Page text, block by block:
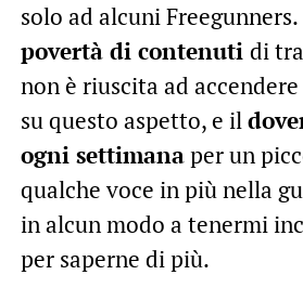
solo ad alcuni
povertà di contenuti di
non è riuscita ad
su questo aspetto, e il
ogni settimanaper un
qualche voce in più nella
in alcun modo a tenermi
per saperne di più.